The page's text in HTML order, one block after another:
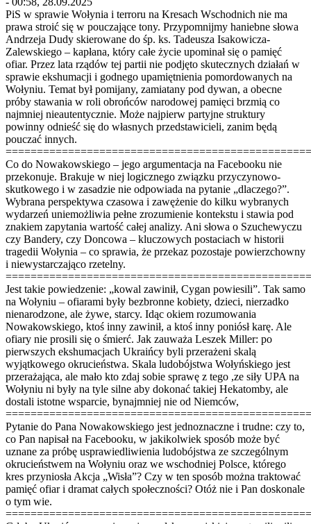
PiS w sprawie Wołynia i terroru na Kresach Wschodnich nie ma
prawa stroić się w pouczające tony. Przypomnijmy haniebne słowa
Andrzeja Dudy skierowane do śp. ks. Tadeusza Isakowicza-
Zalewskiego – kapłana, który całe życie upominał się o pamięć
ofiar. Przez lata rządów tej partii nie podjęto skutecznych działań w
sprawie ekshumacji i godnego upamiętnienia pomordowanych na
Wołyniu. Temat był pomijany, zamiatany pod dywan, a obecne
próby stawania w roli obrońców narodowej pamięci brzmią co
najmniej nieautentycznie. Może najpierw partyjne struktury
powinny odnieść się do własnych przedstawicieli, zanim będą
pouczać innych.
Co do Nowakowskiego – jego argumentacja na Facebooku nie
przekonuje. Brakuje w niej logicznego związku przyczynowo-
skutkowego i w zasadzie nie odpowiada na pytanie „dlaczego?”.
Wybrana perspektywa czasowa i zawężenie do kilku wybranych
wydarzeń uniemożliwia pełne zrozumienie kontekstu i stawia pod
znakiem zapytania wartość całej analizy. Ani słowa o Szuchewyczu
czy Bandery, czy Doncowa – kluczowych postaciach w historii
tragedii Wołynia – co sprawia, że przekaz pozostaje powierzchowny
i niewystarczająco rzetelny.
Jest takie powiedzenie: „kowal zawinił, Cygan powiesili”. Tak samo
na Wołyniu – ofiarami były bezbronne kobiety, dzieci, nierzadko
nienarodzone, ale żywe, starcy. Idąc okiem rozumowania
Nowakowskiego, ktoś inny zawinił, a ktoś inny poniósł karę. Ale
ofiary nie prosili się o śmierć. Jak zauważa Leszek Miller: po
pierwszych ekshumacjach Ukraińcy byli przerażeni skalą
wyjątkowego okrucieństwa. Skala ludobójstwa Wołyńskiego jest
przerażająca, ale mało kto zdaj sobie sprawę z tego ,ze siły UPA na
Wołyniu ni były na tyle silne aby dokonać takiej Hekatomby, ale
dostali istotne wsparcie, bynajmniej nie od Niemców,
Pytanie do Pana Nowakowskiego jest jednoznaczne i trudne: czy to,
co Pan napisał na Facebooku, w jakikolwiek sposób może być
uznane za próbę usprawiedliwienia ludobójstwa ze szczególnym
okrucieństwem na Wołyniu oraz we wschodniej Polsce, którego
kres przyniosła Akcja „Wisła”? Czy w ten sposób można traktować
pamięć ofiar i dramat całych społeczności? Otóż nie i Pan doskonale
o tym wie.